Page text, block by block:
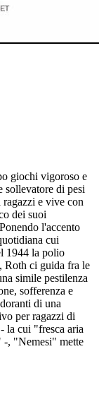
giochi vigoroso e
sollevatore di pesi
ragazzi e vive con
dei suoi
l'accento
cui
1944 la polio
Roth ci guida fra le
simile pestilenza
sofferenza e
di una
per ragazzi di
la cui "fresca aria
-, "Nemesi" mette